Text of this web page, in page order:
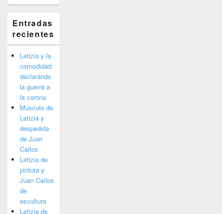
Entradas
recientes
Letizia y la
comodidad:
declarándo
la guerra a
la corona
Músculo de
Letizia y
despedida
de Juan
Carlos
Letizia de
pintura y
Juan Carlos
de
escultura
Letizia de